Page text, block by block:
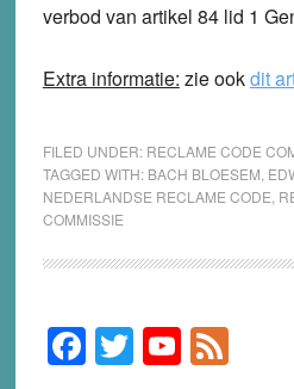
verbod van artikel 84 lid 1
Extra informatie: zie ookdit
FILED UNDER: RECLAME CODE
TAGGED WITH: BACH BLOESEM
NEDERLANDSE RECLAME CODE
COMMISSIE
Primary
Sidebar
F T Y F